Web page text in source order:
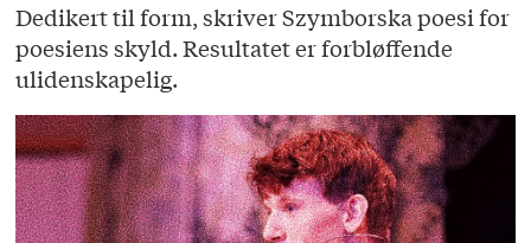
Dedikert til form, skriver Szymborska poesi for
poesiens skyld. Resultatet er forbløffende
ulidenskapelig.